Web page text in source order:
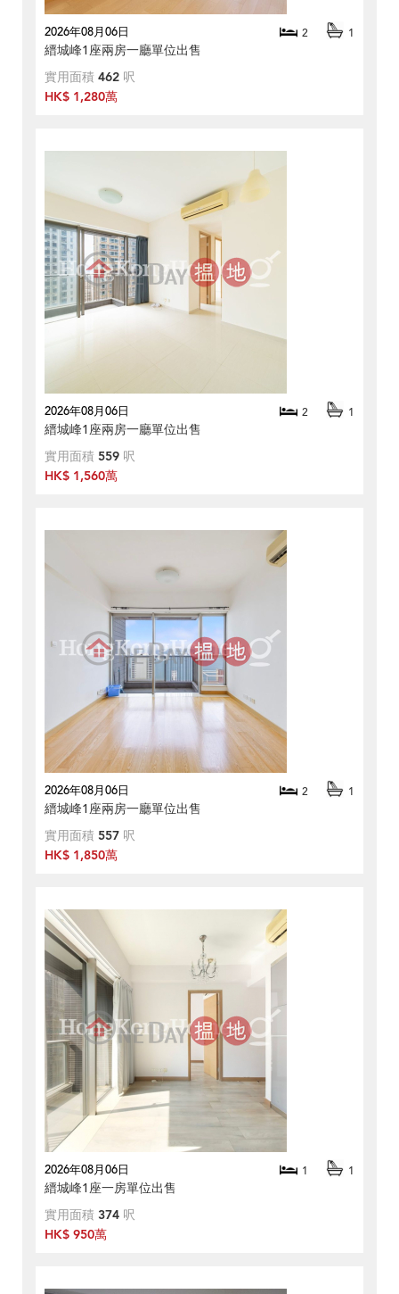
2026年08月06日 2 1
縉城峰1座兩房一廳單位出售
實用面積 462 呎
HK$ 1,280萬
2026年08月06日 2 1
縉城峰1座兩房一廳單位出售
實用面積 559 呎
HK$ 1,560萬
2026年08月06日 2 1
縉城峰1座兩房一廳單位出售
實用面積 557 呎
HK$ 1,850萬
2026年08月06日 1 1
縉城峰1座一房單位出售
實用面積 374 呎
HK$ 950萬